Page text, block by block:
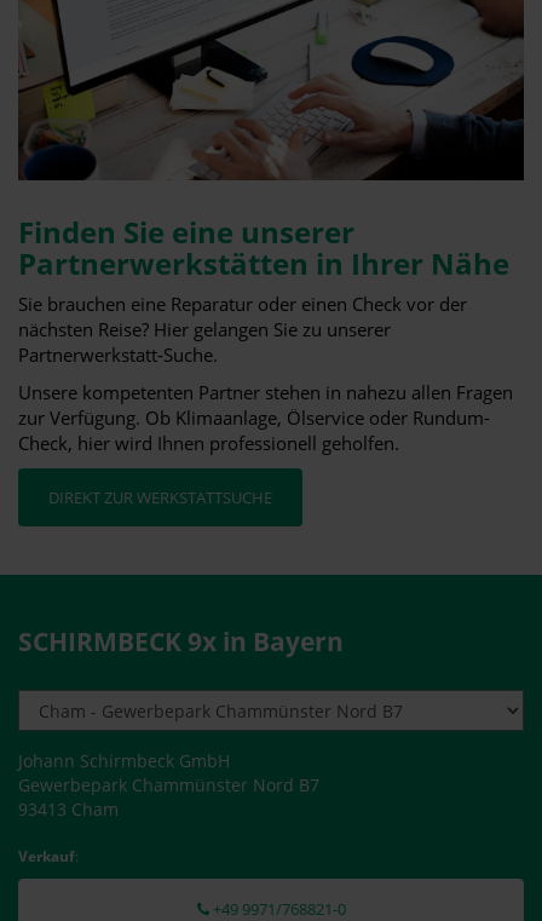
Finden Sie eine unserer
Partnerwerkstätten in Ihrer Nähe
Sie brauchen eine Reparatur oder einen Check vor der
nächsten Reise? Hier gelangen Sie zu unserer
Partnerwerkstatt-Suche.
Unsere kompetenten Partner stehen in nahezu allen Fragen
zur Verfügung. Ob Klimaanlage, Ölservice oder Rundum-
Check, hier wird Ihnen professionell geholfen.
DIREKT ZUR WERKSTATTSUCHE
SCHIRMBECK 9x in Bayern
Johann Schirmbeck GmbH
Gewerbepark Chammünster Nord B7
93413 Cham
Verkauf:
+49 9971/768821-0